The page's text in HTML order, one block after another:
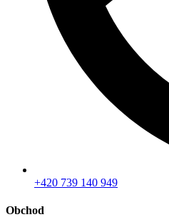
+420 739 140 949
Obchod